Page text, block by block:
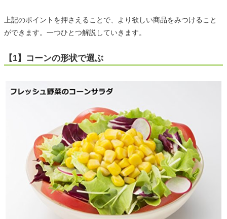
上記のポイントを押さえることで、より欲しい商品をみつけること
ができます。一つひとつ解説していきます。
【1】コーンの形状で選ぶ